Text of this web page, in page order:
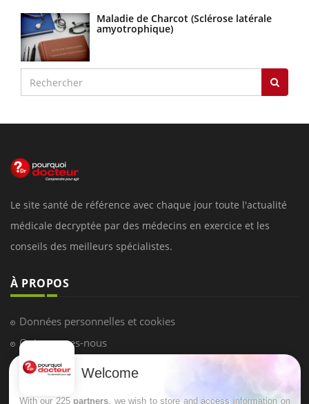
Maladie de Charcot (Sclérose latérale
amyotrophique)
Le site santé de référence avec chaque jour toute l'actualité
médicale decryptée par des médecins en exercice et les
conseils des meilleurs spécialistes.
À PROPOS
Données personnelles et cookies
Qui sommes-nous
Conditions d'utilisation
Welcome
With our 225 partners , we wish to store and access information on